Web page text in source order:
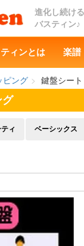
進化し続け
バスティン♪
ィンとは 楽譜
ピング
鍵盤シート
グ
ィ ベーシックス